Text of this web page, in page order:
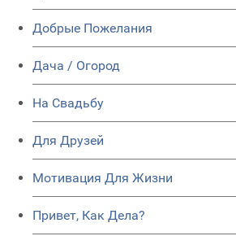
Добрые Пожелания
Дача / Огород
На Свадьбу
Для Друзей
Мотивация Для Жизни
Привет, Как Дела?